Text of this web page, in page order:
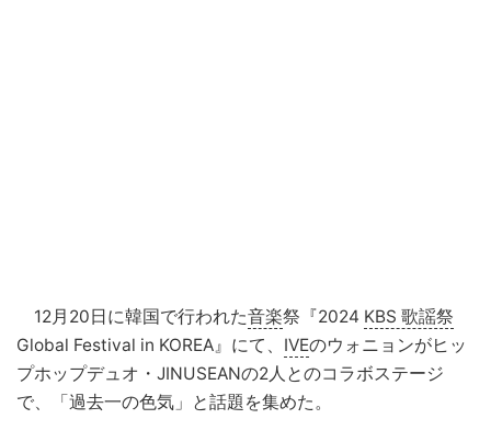
12月20日に韓国で行われた音楽祭『2024 KBS 歌謡祭
Global Festival in KOREA』にて、 IVEのウォニョンがヒッ
プホップデュオ・JINUSEANの2人とのコラボステージ
で、「過去一の色気」と話題を集めた。